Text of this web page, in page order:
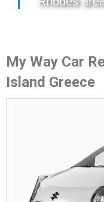
My Way Car
Island Greece